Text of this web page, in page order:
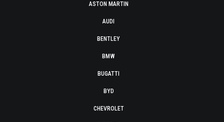
ASTON MARTIN
AUDI
BENTLEY
BMW
BUGATTI
BYD
CHEVROLET